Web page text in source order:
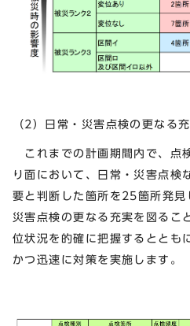
（2）日常・災害点検の更なる
これまでの計画期間内で、点
り面において、日常・災害点検
要と判断した箇所を25箇所発見
災害点検の更なる充実を図るこ
位状況を的確に把握するととも
かつ迅速に対策を実施します。